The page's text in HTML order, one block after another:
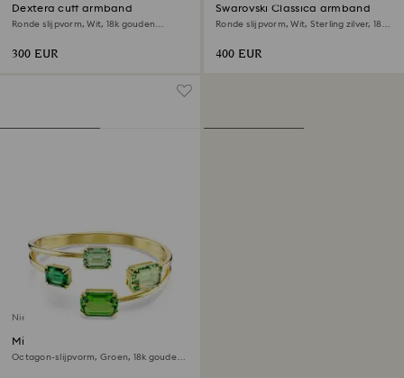
Dextera cuff armband
Ronde slijpvorm, Wit, ‎18k gouden
300 EUR
Swarovski Classica armband
Ronde slijpvorm, Wit, ‎Sterling zilver, 18k
400 EUR
Niet op voorraad
Millenia armband
Octagon-slijpvorm, Groen, ‎18k gouden